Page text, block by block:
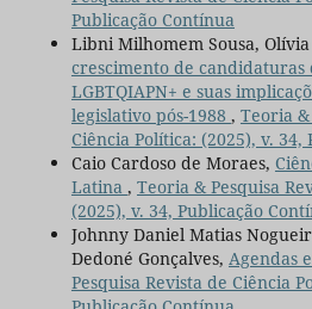
Publicação Contínua
Libni Milhomem Sousa,
crescimento de candidaturas
LGBTQIAPN+ e suas
legislativo pós-1988 , Teoria &
Ciência Política: (2025), v.
Caio Cardoso de Moraes,
Latina , Teoria & Pesquisa
(2025), v. 34, Publicação
Johnny Daniel Matias
Dedoné Gonçalves, Agendas
Pesquisa Revista de Ciência